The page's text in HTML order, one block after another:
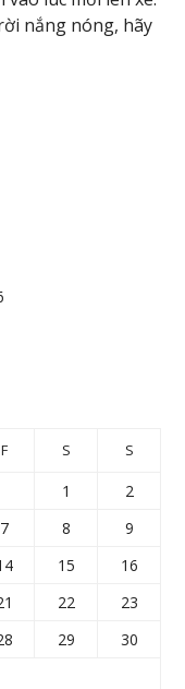
nắng nóng, hãy
F S S
1
2
7 8
9
15
16
22
23
29
30